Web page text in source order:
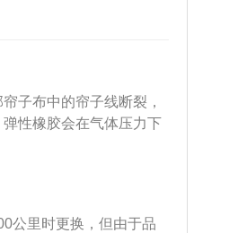
子布中的帘子线断裂，
性橡胶会在气体压力下
经断裂，继续使用可能
驶时，遇到恶劣路况时
路上。
公里时更换，但由于品